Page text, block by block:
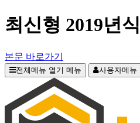
최신형 2019년
본문 바로가기
전체메뉴 열기 메뉴 사용자메뉴